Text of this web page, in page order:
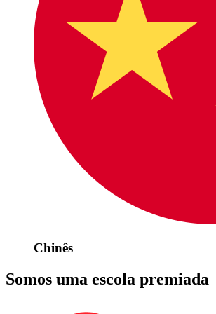
Chinês
Somos uma escola premiada